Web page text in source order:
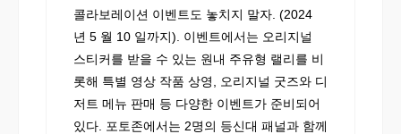
콜라보레이션 이벤트도 놓치지 말자. (2024
년 5 월 10 일까지). 이벤트에서는 오리지널
스티커를 받을 수 있는 원내 주유형 랠리를 비
롯해 특별 영상 작품 상영, 오리지널 굿즈와 디
저트 메뉴 판매 등 다양한 이벤트가 준비되어
있다. 포토존에서는 2명의 등신대 패널과 함께